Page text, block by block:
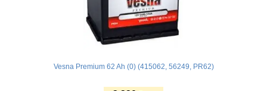
Vesna Premium 62 Ah (0) (415062, 56249, PR62)